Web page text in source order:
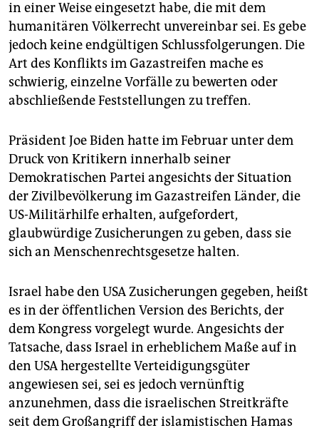
in einer Weise eingesetzt habe, die mit dem
humanitären Völkerrecht unvereinbar sei. Es gebe
jedoch keine endgültigen Schlussfolgerungen. Die
Art des Konflikts im Gazastreifen mache es
schwierig, einzelne Vorfälle zu bewerten oder
abschließende Feststellungen zu treffen.
Präsident Joe Biden hatte im Februar unter dem
Druck von Kritikern innerhalb seiner
Demokratischen Partei angesichts der Situation
der Zivilbevölkerung im Gazastreifen Länder, die
US-Militärhilfe erhalten, aufgefordert,
glaubwürdige Zusicherungen zu geben, dass sie
sich an Menschenrechtsgesetze halten.
Israel habe den USA Zusicherungen gegeben, heißt
es in der öffentlichen Version des Berichts, der
dem Kongress vorgelegt wurde. Angesichts der
Tatsache, dass Israel in erheblichem Maße auf in
den USA hergestellte Verteidigungsgüter
angewiesen sei, sei es jedoch vernünftig
anzunehmen, dass die israelischen Streitkräfte
seit dem Großangriff der islamistischen Hamas